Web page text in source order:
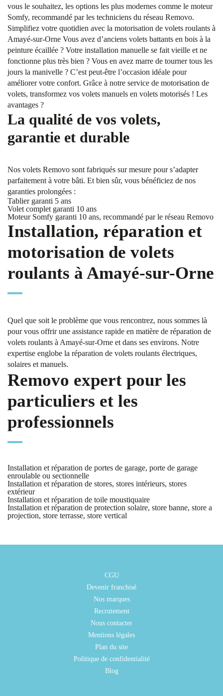
vous le souhaitez, les options les plus modernes comme le moteur
Somfy, recommandé par les techniciens du réseau Removo.
Simplifiez votre quotidien avec la motorisation de volets roulants à
Amayé-sur-Orne Vous avez d’anciens volets battants en bois à la
peinture écaillée ? Votre installation manuelle se fait vieille et ne
fonctionne plus très bien ? Vous en avez marre de tourner tous les
jours la manivelle ? C’est peut-être l’occasion idéale pour
améliorer votre confort. Grâce à notre service de motorisation de
volets, transformez vos volets manuels en volets motorisés ! Les
avantages ?
La qualité de vos volets,
garantie et durable
Nos volets Removo sont fabriqués sur mesure pour s’adapter
parfaitement à votre bâti. Et bien sûr, vous bénéficiez de nos
garanties prolongées :
Tablier garanti 5 ans
Volet complet garanti 10 ans
Moteur Somfy garanti 10 ans, recommandé par le réseau Removo
Installation, réparation et
motorisation de volets
roulants à Amayé-sur-Orne
Quel que soit le problème que vous rencontrez, nous sommes là
pour vous offrir une assistance rapide en matière de réparation de
volets roulants à Amayé-sur-Orne et dans ses environs. Notre
expertise englobe la réparation de volets roulants électriques,
solaires et manuels.
Removo expert pour les
particuliers et les
professionnels
Installation et réparation de portes de garage, porte de garage
enroulable ou sectionnelle
Installation et réparation de stores, stores intérieurs, stores
extérieur
Installation et réparation de toile moustiquaire
Installation et réparation de protection solaire, store banne, store a
projection, store terrasse, store vertical
CGU
Devenir franchisé
Nos marques
Recrutement
Nous contacter
Mentions légales
Plan du site
Politique de confidentialité
Blog